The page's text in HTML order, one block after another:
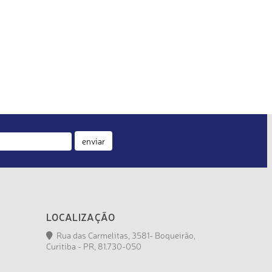
enviar
LOCALIZAÇÃO
Rua das Carmelitas, 3581- Boqueirão,
Curitiba - PR, 81.730-050